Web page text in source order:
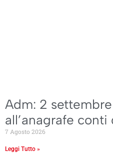
Adm: 2
all’anagrafe
7 Agosto 2026
Leggi Tutto »